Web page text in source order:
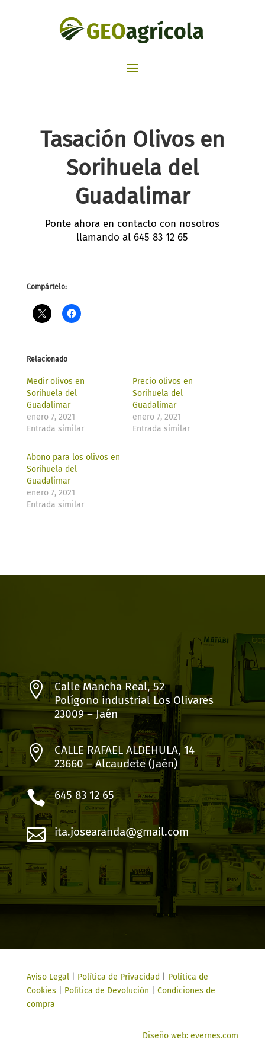
Tasación Olivos en
Sorihuela del
Guadalimar
Ponte ahora en contacto con nosotros
llamando al 645 83 12 65
Compártelo:
Relacionado
Medir olivos en
Sorihuela del
Guadalimar
enero 7, 2021
Entrada similar
Precio olivos en
Sorihuela del
Guadalimar
enero 7, 2021
Entrada similar
Abono para los olivos en
Sorihuela del
Guadalimar
enero 7, 2021
Entrada similar

Calle Mancha Real, 52
Polígono industrial Los Olivares
23009 – Jaén

CALLE RAFAEL ALDEHULA, 14
23660 – Alcaudete (Jaén)
 645 83 12 65
 ita.josearanda@gmail.com
Aviso Legal| Política de Privacidad
Política de
Cookies
Política de Devolución
Condiciones de
compra
Diseño web: evernes.com